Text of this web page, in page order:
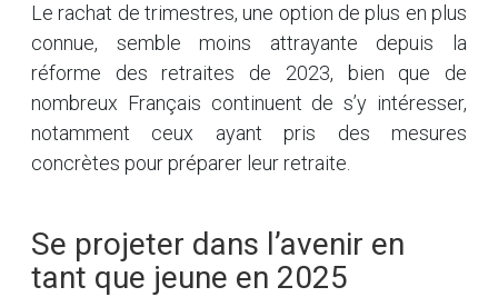
Le rachat de trimestres, une option de plus en plus
connue, semble moins attrayante depuis la
réforme des retraites de 2023, bien que de
nombreux Français continuent de s’y intéresser,
notamment ceux ayant pris des mesures
concrètes pour préparer leur retraite.
Se projeter dans l’avenir en
tant que jeune en 2025